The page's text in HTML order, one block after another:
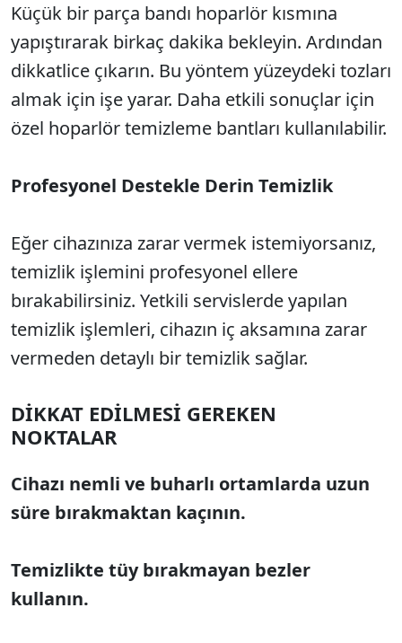
Küçük bir parça bandı hoparlör kısmına
yapıştırarak birkaç dakika bekleyin. Ardından
dikkatlice çıkarın. Bu yöntem yüzeydeki tozları
almak için işe yarar. Daha etkili sonuçlar için
özel hoparlör temizleme bantları kullanılabilir.
Profesyonel Destekle Derin Temizlik
Eğer cihazınıza zarar vermek istemiyorsanız,
temizlik işlemini profesyonel ellere
bırakabilirsiniz. Yetkili servislerde yapılan
temizlik işlemleri, cihazın iç aksamına zarar
vermeden detaylı bir temizlik sağlar.
DİKKAT EDİLMESİ GEREKEN
NOKTALAR
Cihazı nemli ve buharlı ortamlarda uzun
süre bırakmaktan kaçının.
Temizlikte tüy bırakmayan bezler
kullanın.